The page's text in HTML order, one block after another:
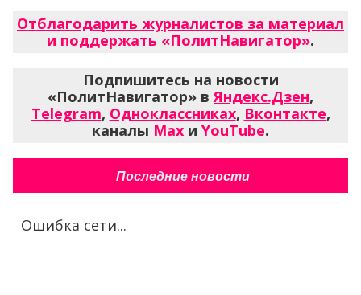
Отблагодарить журналистов за материал
и поддержать «ПолитНавигатор».
Подпишитесь на новости
«ПолитНавигатор» вЯндекс.Дзен,
Telegram, Одноклассниках, Вконтакте,
каналы Max и YouTube.
Последние новости
Ошибка сети...